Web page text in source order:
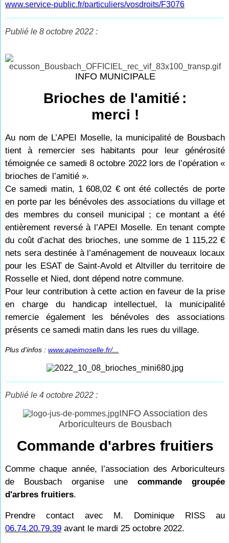
www.service-public.fr/particuliers/vosdroits/F3076
Publié le 8 octobre 2022 :
INFO MUNICIPALE
Brioches de l'amitié :
merci !
Au nom de L’APEI Moselle, la municipalité de Bousbach
tient à remercier ses habitants pour leur générosité
témoignée ce samedi 8 octobre 2022 lors de l’opération «
brioches de l’amitié ».
Ce samedi matin, 1 608,02 € ont été collectés de porte
en porte par les bénévoles des associations du village et
des membres du conseil municipal ; ce montant a été
entièrement reversé à l’APEI Moselle. En tenant compte
du coût d’achat des brioches, une somme de 1 115,22 €
nets sera destinée à l’aménagement de nouveaux locaux
pour les ESAT de Saint-Avold et Altviller du territoire de
Rosselle et Nied, dont dépend notre commune.
Pour leur contribution à cette action en faveur de la prise
en charge du handicap intellectuel, la municipalité
remercie également les bénévoles des associations
présents ce samedi matin dans les rues du village.
Plus d'infos :www.apeimoselle.fr/...
Publié le 4 octobre 2022 :
INFO Association des
Arboriculteurs de Bousbach
Commande d'arbres fruitiers
Comme chaque année, l’association des Arboriculteurs
de Bousbach organise une commande groupée
d'arbres fruitiers.
Prendre contact avec M. Dominique RISS au
06.74.20.79.39 avant le mardi 25 octobre 2022.